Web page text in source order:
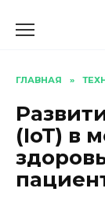
ГЛАВНАЯ »
(IoT) в